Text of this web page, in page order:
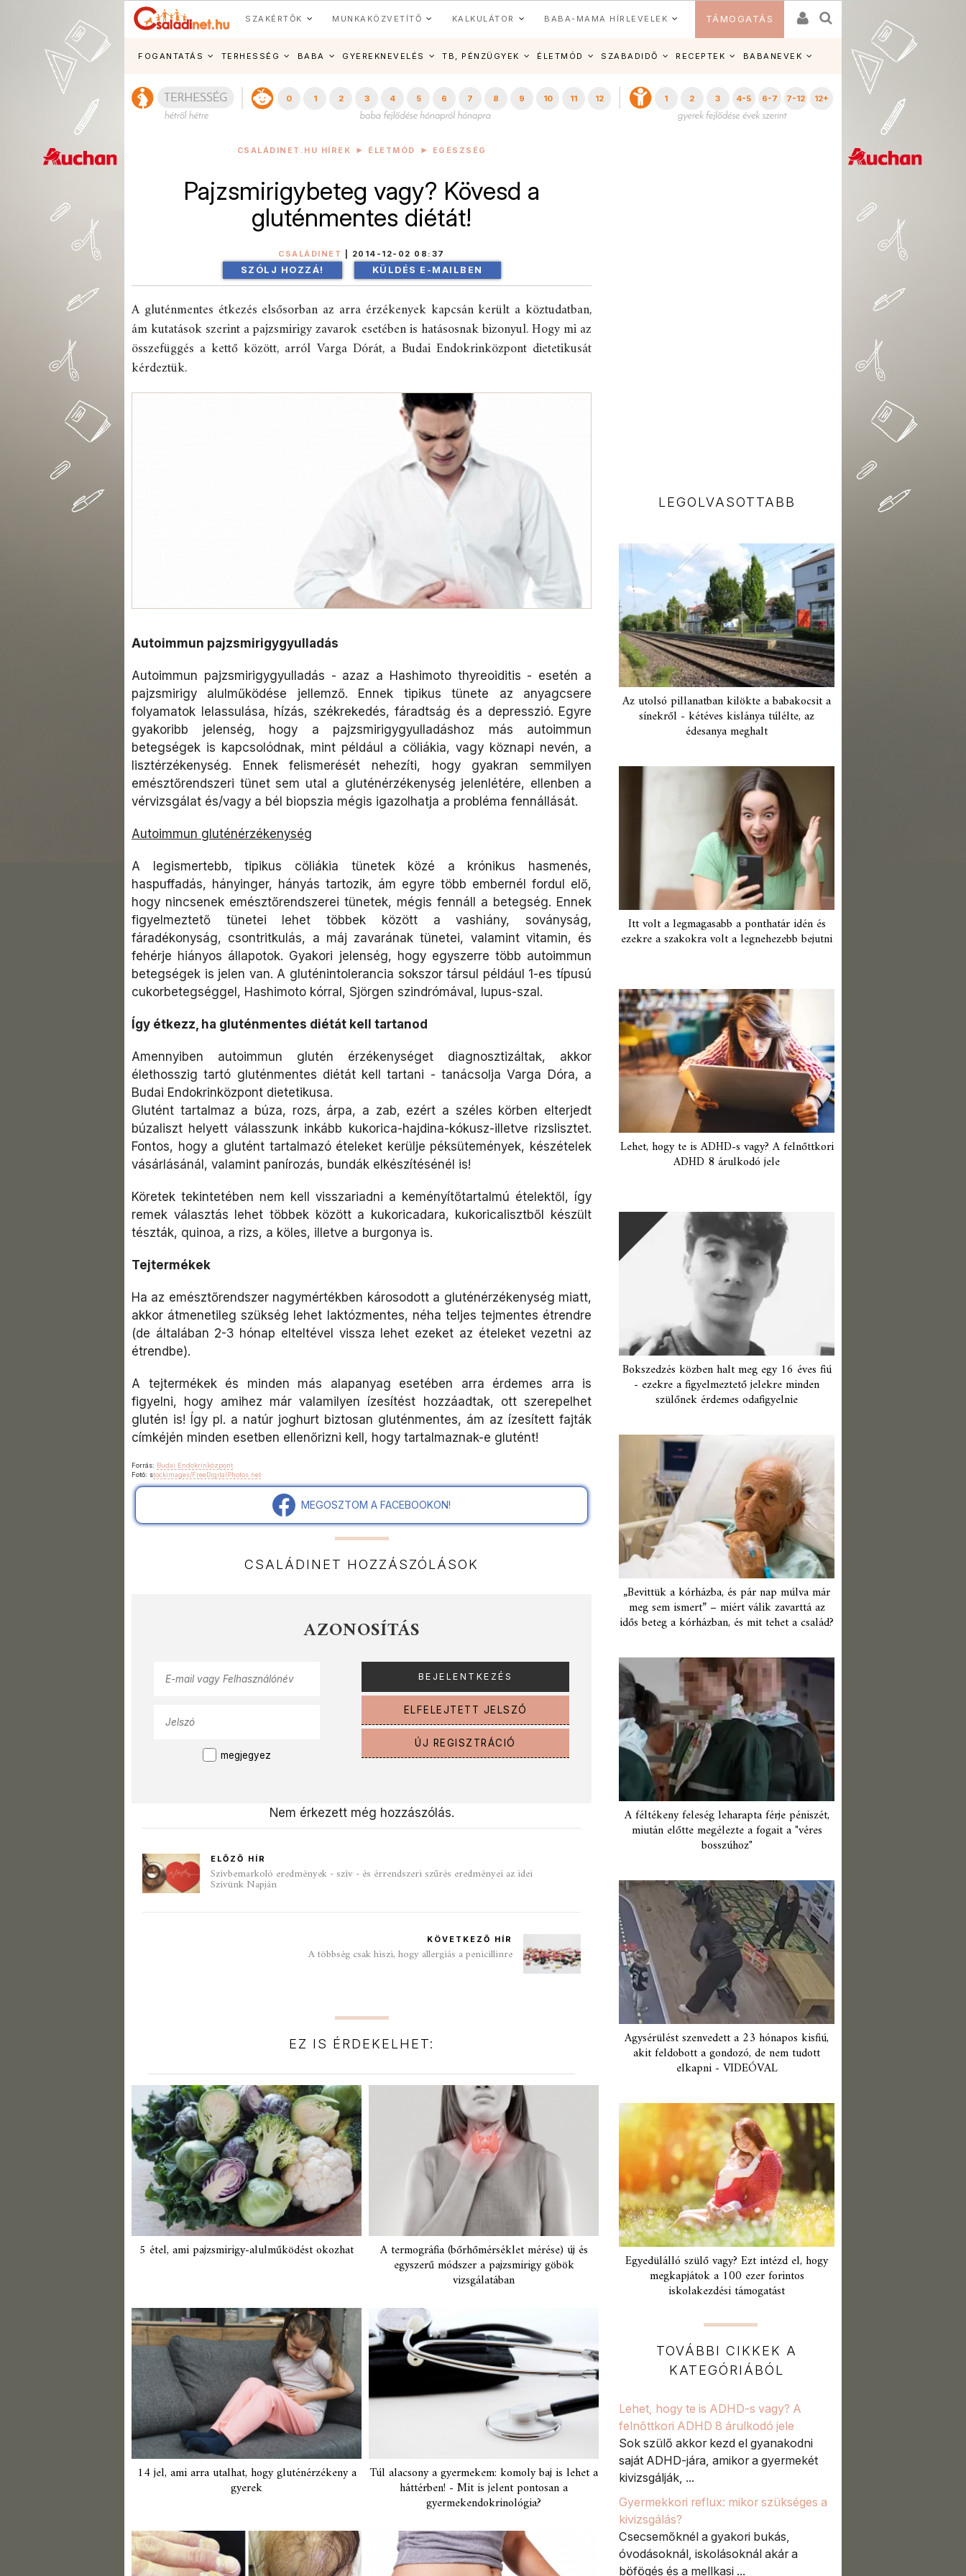
SZAKÉRTŐK MUNKAKÖZVETÍTŐ KALKULÁTOR BABA-MAMA HÍRLEVELEK TÁMOGATÁS
FOGANTATÁS TERHESSÉG BABA GYEREKNEVELÉS TB, PÉNZÜGYEK ÉLETMÓD SZABADIDŐ RECEPTEK BABANEVEK
0 1 2 3 4 5 6 7 8 9 10 11 12 1 2 3 4-5 6-7 7-12 12+
CSALÁDINET.HU HÍREK ÉLETMÓD EGÉSZSÉG
Pajzsmirigybeteg vagy? Kövesd a
gluténmentes diétát!
CSALÁDINET 2014-12-02 08:37
SZÓLJ HOZZÁ! KÜLDÉS E-MAILBEN
A gluténmentes étkezés elsősorban az arra érzékenyek kapcsán került a köztudatban,
ám kutatások szerint a pajzsmirigy zavarok esetében is hatásosnak bizonyul. Hogy mi az
összefüggés a kettő között, arról Varga Dórát, a Budai Endokrinközpont dietetikusát
kérdeztük.
Autoimmun pajzsmirigygyulladás
Autoimmun pajzsmirigygyulladás - azaz a Hashimoto thyreoiditis - esetén a
pajzsmirigy alulműködése jellemző. Ennek tipikus tünete az anyagcsere
folyamatok lelassulása, hízás, székrekedés, fáradtság és a depresszió. Egyre
gyakoribb jelenség, hogy a pajzsmirigygyulladáshoz más autoimmun
betegségek is kapcsolódnak, mint például a cöliákia, vagy köznapi nevén, a
lisztérzékenység. Ennek felismerését nehezíti, hogy gyakran semmilyen
emésztőrendszeri tünet sem utal a gluténérzékenység jelenlétére, ellenben a
vérvizsgálat és/vagy a bél biopszia mégis igazolhatja a probléma fennállását.
Autoimmun gluténérzékenység
A legismertebb, tipikus cöliákia tünetek közé a krónikus hasmenés,
haspuffadás, hányinger, hányás tartozik, ám egyre több embernél fordul elő,
hogy nincsenek emésztőrendszerei tünetek, mégis fennáll a betegség. Ennek
figyelmeztető tünetei lehet többek között a vashiány, soványság,
fáradékonyság, csontritkulás, a máj zavarának tünetei, valamint vitamin, és
fehérje hiányos állapotok. Gyakori jelenség, hogy egyszerre több autoimmun
betegségek is jelen van. A gluténintolerancia sokszor társul például 1-es típusú
cukorbetegséggel, Hashimoto kórral, Sjörgen szindrómával, lupus-szal.
Így étkezz, ha gluténmentes diétát kell tartanod
Amennyiben autoimmun glutén érzékenységet diagnosztizáltak, akkor
élethosszig tartó gluténmentes diétát kell tartani - tanácsolja Varga Dóra, a
Budai Endokrinközpont dietetikusa.
Glutént tartalmaz a búza, rozs, árpa, a zab, ezért a széles körben elterjedt
búzaliszt helyett válasszunk inkább kukorica-hajdina-kókusz-illetve rizslisztet.
Fontos, hogy a glutént tartalmazó ételeket kerülje péksütemények, készételek
vásárlásánál, valamint panírozás, bundák elkészítésénél is!
Köretek tekintetében nem kell visszariadni a keményítőtartalmú ételektől, így
remek választás lehet többek között a kukoricadara, kukoricalisztből készült
tészták, quinoa, a rizs, a köles, illetve a burgonya is.
Tejtermékek
Ha az emésztőrendszer nagymértékben károsodott a gluténérzékenység miatt,
akkor átmenetileg szükség lehet laktózmentes, néha teljes tejmentes étrendre
(de általában 2-3 hónap elteltével vissza lehet ezeket az ételeket vezetni az
étrendbe).
A tejtermékek és minden más alapanyag esetében arra érdemes arra is
figyelni, hogy amihez már valamilyen ízesítést hozzáadtak, ott szerepelhet
glutén is! Így pl. a natúr joghurt biztosan gluténmentes, ám az ízesített fajták
címkéjén minden esetben ellenőrizni kell, hogy tartalmaznak-e glutént!
Forrás: Budai Endokrinközpont
Fotó: stockimages/FreeDigitalPhotos.net
MEGOSZTOM A FACEBOOKON!
CSALÁDINET HOZZÁSZÓLÁSOK
AZONOSÍTÁS
megjegyez
ELFELEJTETT JELSZÓ
ÚJ REGISZTRÁCIÓ
Nem érkezett még hozzászólás.
ELŐZŐ HÍR
Szívbemarkoló eredmények - szív - és érrendszeri szűrés eredményei az idei
Szívünk Napján
KÖVETKEZŐ HÍR
A többség csak hiszi, hogy allergiás a penicillinre
EZ IS ÉRDEKELHET:
5 étel, ami pajzsmirigy-alulműködést okozhat A termográfia (bőrhőmérséklet mérése) új és
egyszerű módszer a pajzsmirigy göbök
vizsgálatában
14 jel, ami arra utalhat, hogy gluténérzékeny a
gyerek
Túl alacsony a gyermekem: komoly baj is lehet a
háttérben! - Mit is jelent pontosan a
gyermekendokrinológia?
LEGOLVASOTTABB
Az utolsó pillanatban kilökte a babakocsit a
sínekről - kétéves kislánya túlélte, az
édesanya meghalt
Itt volt a legmagasabb a ponthatár idén és
ezekre a szakokra volt a legnehezebb bejutni
Lehet, hogy te is ADHD-s vagy? A felnőttkori
ADHD 8 árulkodó jele
Bokszedzés közben halt meg egy 16 éves fiú
- ezekre a figyelmeztető jelekre minden
szülőnek érdemes odafigyelnie
„Bevittük a kórházba, és pár nap múlva már
meg sem ismert” – miért válik zavarttá az
idős beteg a kórházban, és mit tehet a család?
A féltékeny feleség leharapta férje péniszét,
miután előtte megélezte a fogait a "véres
bosszúhoz"
Agysérülést szenvedett a 23 hónapos kisfiú,
akit feldobott a gondozó, de nem tudott
elkapni - VIDEÓVAL
Egyedülálló szülő vagy? Ezt intézd el, hogy
megkapjátok a 100 ezer forintos
iskolakezdési támogatást
TOVÁBBI CIKKEK A
KATEGÓRIÁBÓL
Lehet, hogy te is ADHD-s vagy? A
felnőttkori ADHD 8 árulkodó jele
Sok szülő akkor kezd el gyanakodni
saját ADHD-jára, amikor a gyermekét
kivizsgálják, ...
Gyermekkori reflux: mikor szükséges a
kivizsgálás?
Csecsemőknél a gyakori bukás,
óvodásoknál, iskolásoknál akár a
böfögés és a mellkasi ...